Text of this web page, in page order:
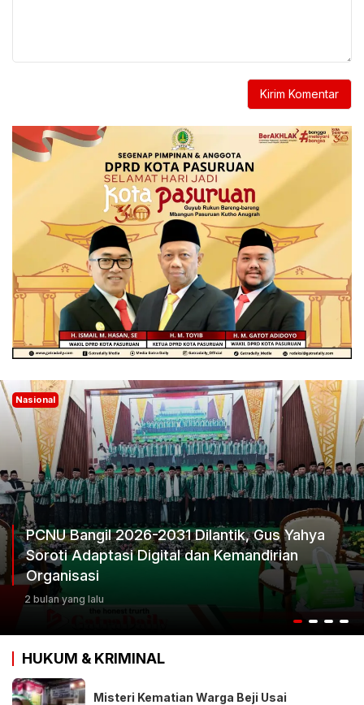
Nasional
Ketum Progib Dorong Rapimwil Jatim Hasilkan
Keputusan Terbaik
3 bulan yang lalu
HUKUM & KRIMINAL
Misteri Kematian Warga Beji Usai